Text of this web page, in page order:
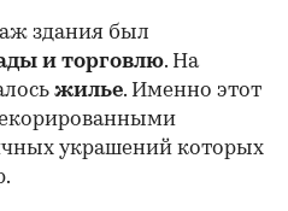
здания был
и торговлю. На
жилье. Именно этот
украшений которых